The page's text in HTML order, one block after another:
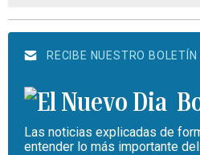
RECIBE NUESTRO BOLETÍN
Las noticias explicadas de
entender lo más importante del